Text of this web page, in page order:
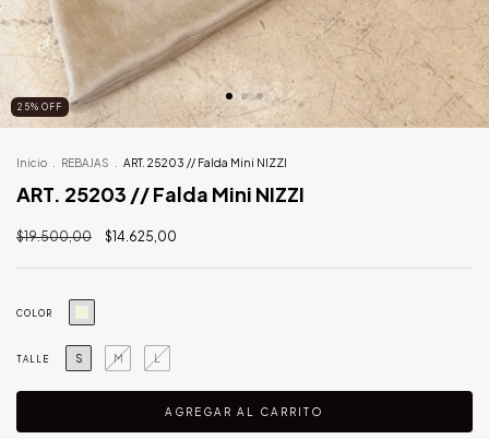
25% OFF
Inicio REBAJAS ART. 25203 // Falda Mini NIZZI
ART. 25203 // Falda Mini NIZZI
$19.500,00 $14.625,00
COLOR
TALLE S M L